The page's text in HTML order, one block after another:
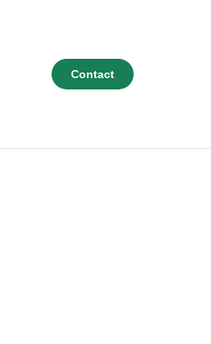
Contact